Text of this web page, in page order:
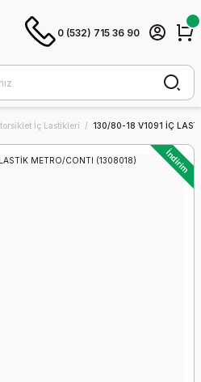
0 (532) 715 36 90
İç Lastikleri 130/80-18 V1091 İÇ
İndirim